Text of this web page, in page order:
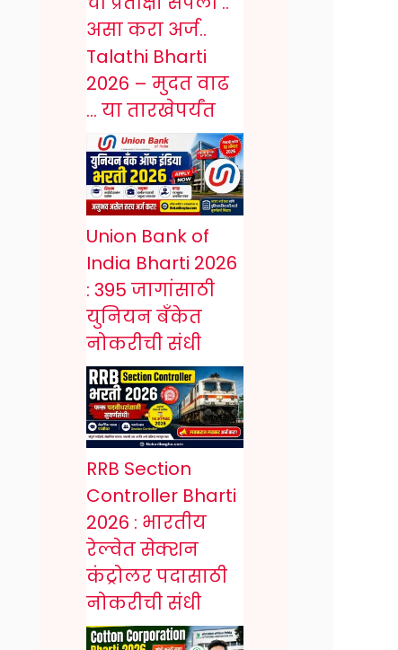
असा करा अर्ज..
Talathi Bharti
2026 – मुदत वाढ
… या तारखेपर्यंत
Union Bank of
India Bharti 2026
: 395 जागांसाठी
युनियन बँकेत
नोकरीची संधी
RRB Section
Controller Bharti
2026 : भारतीय
रेल्वेत सेक्शन
कंट्रोलर पदासाठी
नोकरीची संधी